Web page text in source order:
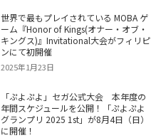
世界で最もプレイされている MOBA ゲ
ーム『Honor of Kings(オナー・オブ・
キングス)』Invitational大会がフィリピ
ンにて初開催
2025年1月23日
「ぷよぷよ」セガ公式大会 本年度の
年間スケジュールを公開！「ぷよぷよ
グランプリ 2025 1st」が8月4日（日）
に開催！